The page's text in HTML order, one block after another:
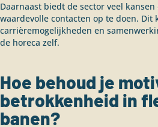
Daarnaast biedt de sector veel
waardevolle contacten op te doen. Dit
carrièremogelijkheden en
de horeca zelf.
Hoe behoud je
betrokkenheid in
banen?